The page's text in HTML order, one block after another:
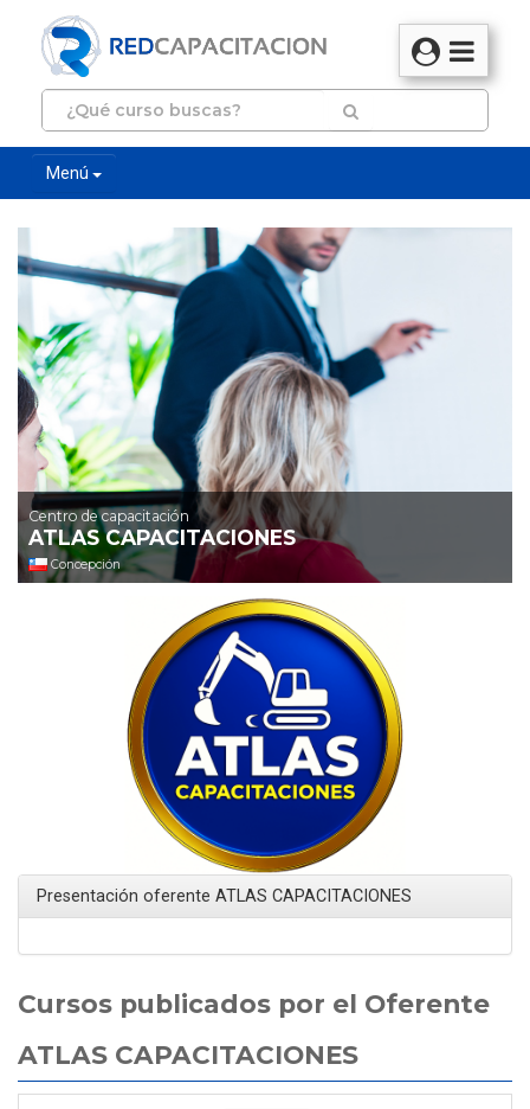
Menú
Centro de capacitación
ATLAS CAPACITACIONES
Concepción
Presentación oferente ATLAS CAPACITACIONES
Cursos publicados por el Oferente
ATLAS CAPACITACIONES